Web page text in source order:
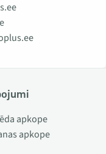
apkope
apkope